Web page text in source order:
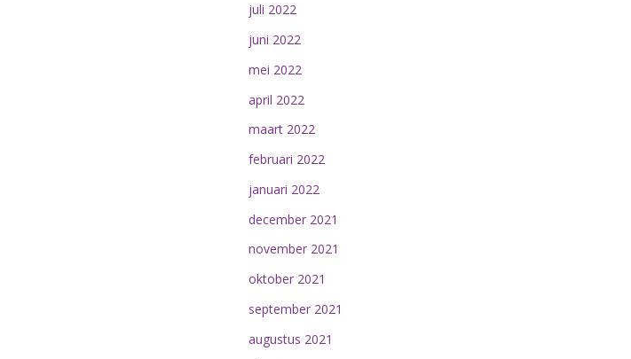
juli 2022
juni 2022
mei 2022
april 2022
maart 2022
februari 2022
januari 2022
december 2021
november 2021
oktober 2021
september 2021
augustus 2021